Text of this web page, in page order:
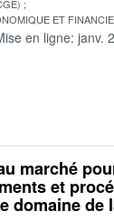
ET
en ligne: janv.
marché
et
domaine de